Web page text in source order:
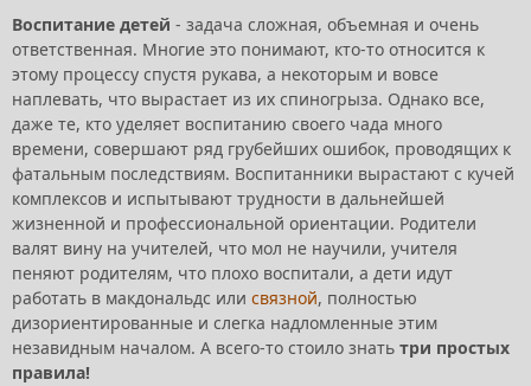
Воспитание детей - задача сложная, объемная и очень
ответственная. Многие это понимают, кто-то относится к
этому процессу спустя рукава, а некоторым и вовсе
наплевать, что вырастает из их спиногрыза. Однако все,
даже те, кто уделяет воспитанию своего чада много
времени, совершают ряд грубейших ошибок, проводящих к
фатальным последствиям. Воспитанники вырастают с кучей
комплексов и испытывают трудности в дальнейшей
жизненной и профессиональной ориентации. Родители
валят вину на учителей, что мол не научили, учителя
пеняют родителям, что плохо воспитали, а дети идут
работать в макдональдс или связной, полностью
дизориентированные и слегка надломленные этим
незавидным началом. А всего-то стоило знать три простых
правила!